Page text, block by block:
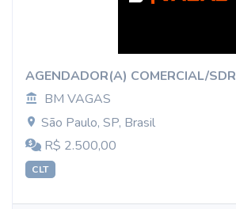
AGENDADOR(A) COMERCIAL/SDR
BM VAGAS
São Paulo, SP, Brasil
R$ 2.500,00
CLT